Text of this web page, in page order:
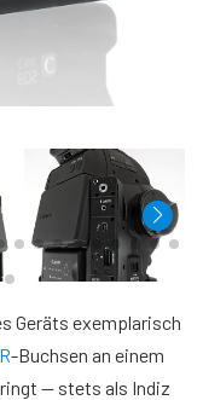
Geräts exemplarisch
-Buchsen an einem
— stets als Indiz